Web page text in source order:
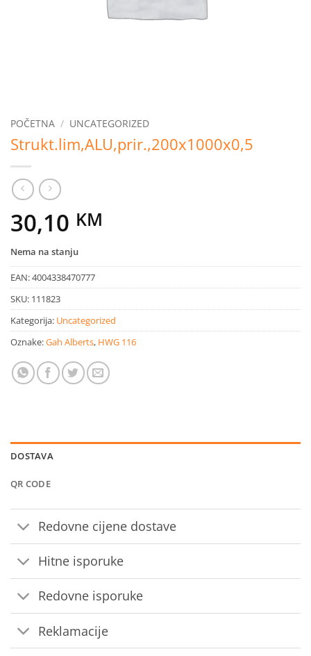
POČETNA / UNCATEGORIZED
Strukt.lim,ALU,prir.,200x1000x0,5
30,10 KM
Nema na stanju
EAN:4004338470777
SKU: 111823
Kategorija: Uncategorized
Oznake:Gah Alberts, HWG 116
DOSTAVA
QR CODE
Redovne cijene dostave
Hitne isporuke
Redovne isporuke
Reklamacije